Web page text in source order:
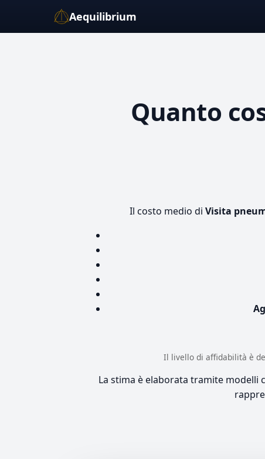
Aequilibrium
Quanto
Il costo medio di Visita
Il livello di affidabilità è
La stima è elaborata tramite